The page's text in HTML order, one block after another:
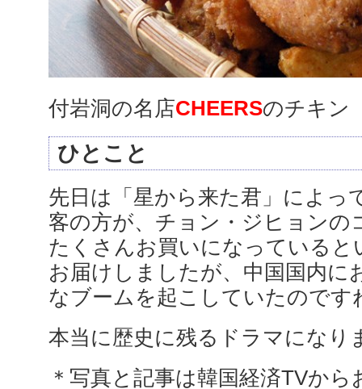
付岩洞の名店CHEERSのチキン
ひとこと
先日は「星から来た君」によっ
客の方が、チョン・ジヒョンの
たくさんお買いになっていると
お届けしましたが、中国国内に
なブームを起こしていたのです
本当に歴史に残るドラマになり
＊写真と記事は韓国経済TVか